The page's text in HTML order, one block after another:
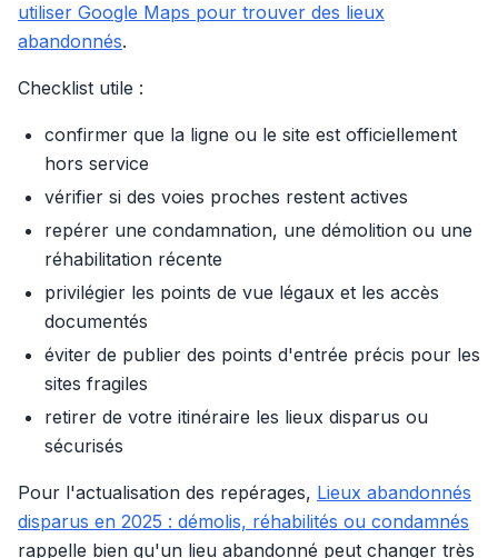
utiliser Google Maps pour trouver des lieux
abandonnés.
Checklist utile :
confirmer que la ligne ou le site est officiellement
hors service
vérifier si des voies proches restent actives
repérer une condamnation, une démolition ou une
réhabilitation récente
privilégier les points de vue légaux et les accès
documentés
éviter de publier des points d'entrée précis pour les
sites fragiles
retirer de votre itinéraire les lieux disparus ou
sécurisés
Pour l'actualisation des repérages, Lieux abandonnés
disparus en 2025 : démolis, réhabilités ou condamnés
rappelle bien qu'un lieu abandonné peut changer très